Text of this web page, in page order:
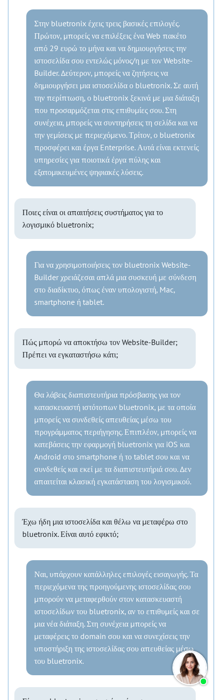
Στην bluetronix έχεις τρεις βασικές επιλογές.
Πρώτον, μπορείς να επιλέξεις ένα Web πακέτο
από 29 ευρώ το μήνα και να δημιουργήσεις την
ιστοσελίδα σου εντελώς μόνος/η με τον Website-
Builder. Δεύτερον, μπορείς να ζητήσεις να
δημιουργήσει μια ιστοσελίδα ο bluetronix. Σε αυτή
την περίπτωση, ο bluetronix ξεκινά με μια διάταξη
που προσαρμόζεται στις επιθυμίες σου. Στη
συνέχεια, μπορείς να συντηρήσεις τη σελίδα και να
την γεμίσεις με περιεχόμενο. Τρίτον, ο bluetronix
προσφέρει και έργα Enterprise. Αυτά είναι εκτενείς
υπηρεσίες για ποιοτικά έργα πύλης και
εξατομικευμένες ψηφιακές λύσεις.
Ποιες είναι οι απαιτήσεις συστήματος για το
λογισμικό bluetronix;
Για να χρησιμοποιήσεις τον bluetronix Website-
Builder χρειάζεσαι απλά μια συσκευή με σύνδεση
στο διαδίκτυο, όπως έναν υπολογιστή, Mac,
smartphone ή tablet.
Πώς μπορώ να αποκτήσω τον Website-Builder;
Πρέπει να εγκαταστήσω κάτι;
Θα λάβεις διαπιστευτήρια πρόσβασης για τον
κατασκευαστή ιστότοπων bluetronix, με τα οποία
μπορείς να συνδεθείς απευθείας μέσω του
προγράμματος περιήγησης. Επιπλέον, μπορείς να
κατεβάσεις την εφαρμογή bluetronix για iOS και
Android στο smartphone ή το tablet σου και να
συνδεθείς και εκεί με τα διαπιστευτήριά σου. Δεν
απαιτείται κλασική εγκατάσταση του λογισμικού.
Έχω ήδη μια ιστοσελίδα και θέλω να μεταφέρω στο
bluetronix. Είναι αυτό εφικτό;
Ναι, υπάρχουν κατάλληλες επιλογές εισαγωγής. Τα
περιεχόμενα της προηγούμενης ιστοσελίδας σου
μπορούν να μεταφερθούν στον κατασκευαστή
ιστοσελίδων του bluetronix, αν το επιθυμείς και σε
μια νέα διάταξη. Στη συνέχεια μπορείς να
μεταφέρεις το domain σου και να συνεχίσεις την
υποστήριξη της ιστοσελίδας σου απευθείας μέσω
του bluetronix.